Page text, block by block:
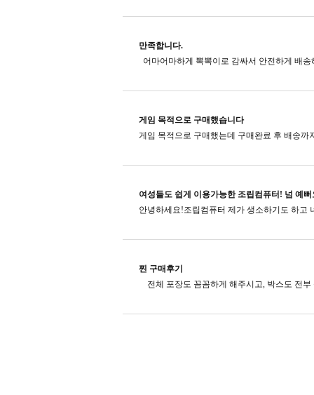
만족합니다.
게임 목적으로 구매했습니다
여성들도 쉽게 이용가능한 조립컴퓨터! 넘 예뻐
찐 구매후기